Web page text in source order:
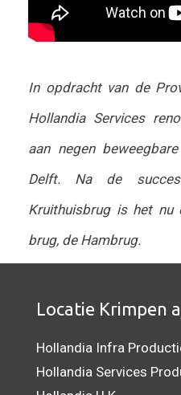
In opdracht van de
Hollandia Services
aan negen
Delft. Na de
Kruithuisbrug is het nu
brug, de Hambrug.
Locatie Krimpen
Hollandia Infra
Hollandia Services